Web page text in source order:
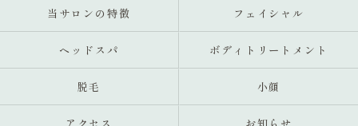
当サロンの特徴 フェイシャル
ヘッドスパ ボディトリートメント
脱毛 小顔